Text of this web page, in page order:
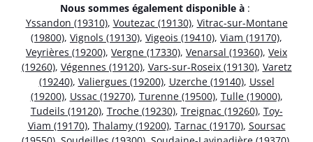
Nous sommes également disponible à :
Yssandon (19310), Voutezac (19130), Vitrac-sur-Montane
(19800), Vignols (19130), Vigeois (19410), Viam (19170),
Veyrières (19200), Vergne (17330), Venarsal (19360), Veix
(19260), Végennes (19120), Vars-sur-Roseix (19130), Varetz
(19240), Valiergues (19200), Uzerche (19140), Ussel
(19200), Ussac (19270), Turenne (19500), Tulle (19000),
Tudeils (19120), Troche (19230), Treignac (19260), Toy-
Viam (19170), Thalamy (19200), Tarnac (19170), Soursac